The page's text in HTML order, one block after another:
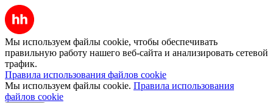
Мы используем файлы cookie, чтобы обеспечивать
правильную работу нашего веб-сайта и анализировать сетевой
трафик.
Правила использования файлов cookie
Мы используем файлы cookie. Правила использования
файлов cookie